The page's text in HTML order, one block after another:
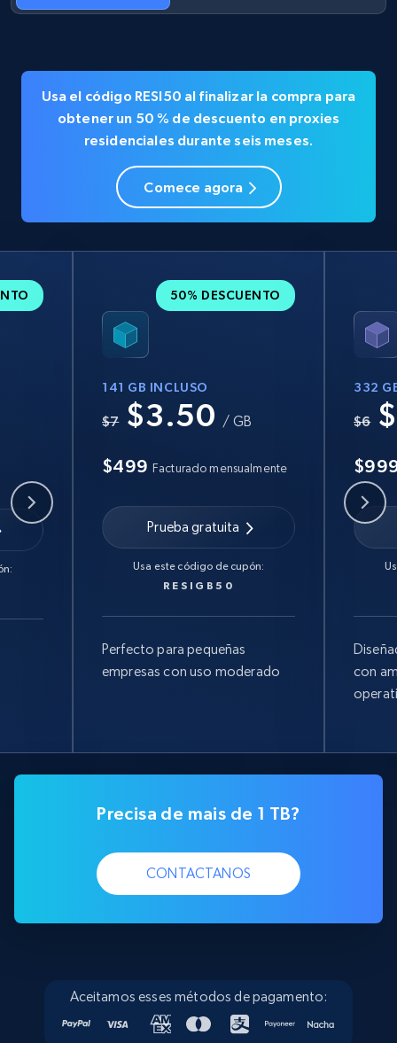
Usa el código RESI50 al finalizar la compra para
obtener un 50 % de descuento enproxies
residenciales durante seis meses.
Comece agora
50% DESCUENTO
141 GB INCLUSO
$7 $3.50 / GB
$499 Facturado mensualmente
Prueba gratuita
Usa este código de cupón:
RESIGB50
Perfecto para pequeñas
empresas con uso moderado
332
$6
con
Precisa de mais de 1 TB?
CONTACTANOS
Aceitamos esses métodos de pagamento: